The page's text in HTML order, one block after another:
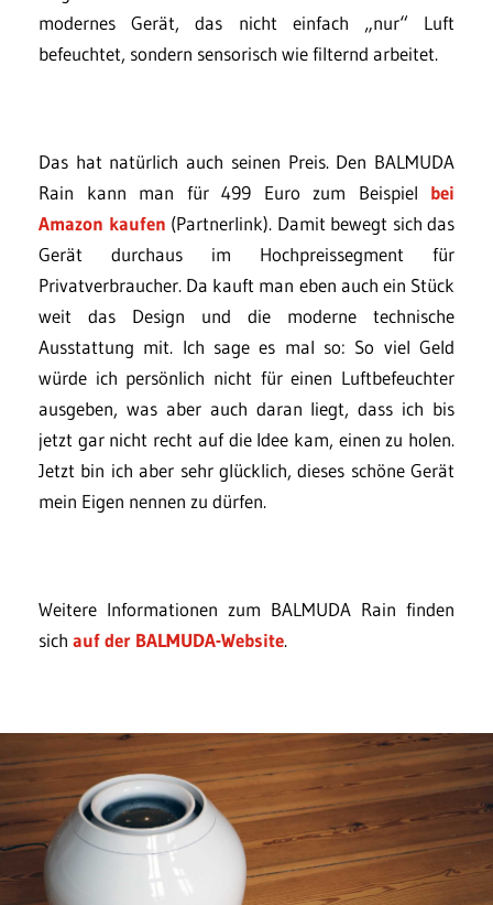
modernes Gerät, das nicht einfach „nur“ Luft
befeuchtet, sondern sensorisch wie filternd arbeitet.
Das hat natürlich auch seinen Preis. Den BALMUDA
Rain kann man für 499 Euro zum Beispiel bei
Amazon kaufen (Partnerlink). Damit bewegt sich das
Gerät durchaus im Hochpreissegment für
Privatverbraucher. Da kauft man eben auch ein Stück
weit das Design und die moderne technische
Ausstattung mit. Ich sage es mal so: So viel Geld
würde ich persönlich nicht für einen Luftbefeuchter
ausgeben, was aber auch daran liegt, dass ich bis
jetzt gar nicht recht auf die Idee kam, einen zu holen.
Jetzt bin ich aber sehr glücklich, dieses schöne Gerät
mein Eigen nennen zu dürfen.
Weitere Informationen zum BALMUDA Rain finden
sich auf der BALMUDA-Website.